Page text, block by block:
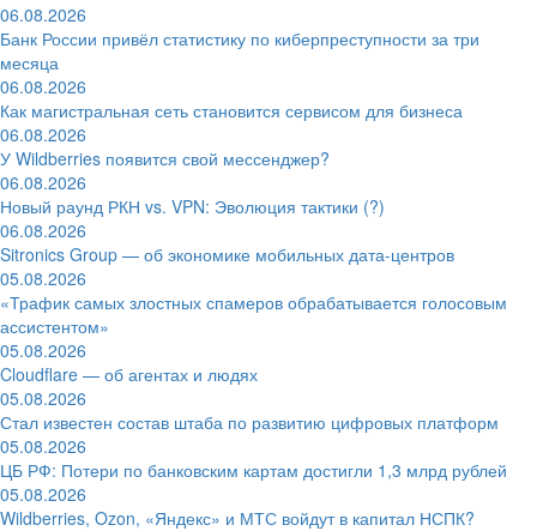
06.08.2026
Банк России привёл статистику по киберпреступности за три
месяца
06.08.2026
Как магистральная сеть становится сервисом для бизнеса
06.08.2026
У Wildberries появится свой мессенджер?
06.08.2026
Новый раунд РКН vs. VPN: Эволюция тактики (?)
06.08.2026
Sitronics Group — об экономике мобильных дата-центров
05.08.2026
«Трафик самых злостных спамеров обрабатывается голосовым
ассистентом»
05.08.2026
Cloudflare — об агентах и людях
05.08.2026
Стал известен состав штаба по развитию цифровых платформ
05.08.2026
ЦБ РФ: Потери по банковским картам достигли 1,3 млрд рублей
05.08.2026
Wildberries, Ozon, «Яндекс» и МТС войдут в капитал НСПК?